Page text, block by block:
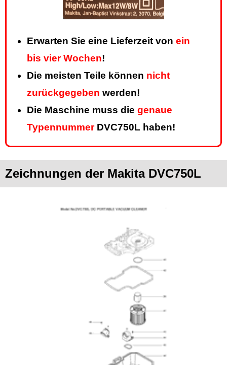
Erwarten Sie eine Lieferzeit von ein
bis vier Wochen!
Die meisten Teile können nicht
zurückgegeben werden!
Die Maschine muss die genaue
TypennummerDVC750L haben!
Zeichnungen der Makita DVC750L